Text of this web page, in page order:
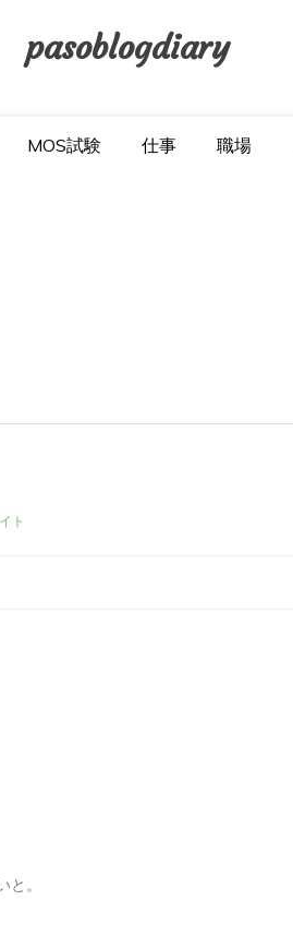
pasoblogdiary
MOS試験 仕事 職場
ト
。